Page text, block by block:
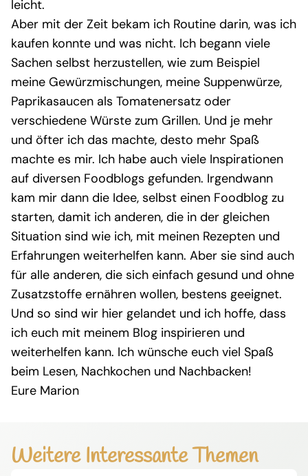
leicht.
Aber mit der Zeit bekam ich Routine darin, was ich
kaufen konnte und was nicht. Ich begann viele
Sachen selbst herzustellen, wie zum Beispiel
meine Gewürzmischungen, meine Suppenwürze,
Paprikasaucen als Tomatenersatz oder
verschiedene Würste zum Grillen. Und je mehr
und öfter ich das machte, desto mehr Spaß
machte es mir. Ich habe auch viele Inspirationen
auf diversen Foodblogs gefunden. Irgendwann
kam mir dann die Idee, selbst einen Foodblog zu
starten, damit ich anderen, die in der gleichen
Situation sind wie ich, mit meinen Rezepten und
Erfahrungen weiterhelfen kann. Aber sie sind auch
für alle anderen, die sich einfach gesund und ohne
Zusatzstoffe ernähren wollen, bestens geeignet.
Und so sind wir hier gelandet und ich hoffe, dass
ich euch mit meinem Blog inspirieren und
weiterhelfen kann. Ich wünsche euch viel Spaß
beim Lesen, Nachkochen und Nachbacken!
Eure Marion
Weitere Interessante Themen